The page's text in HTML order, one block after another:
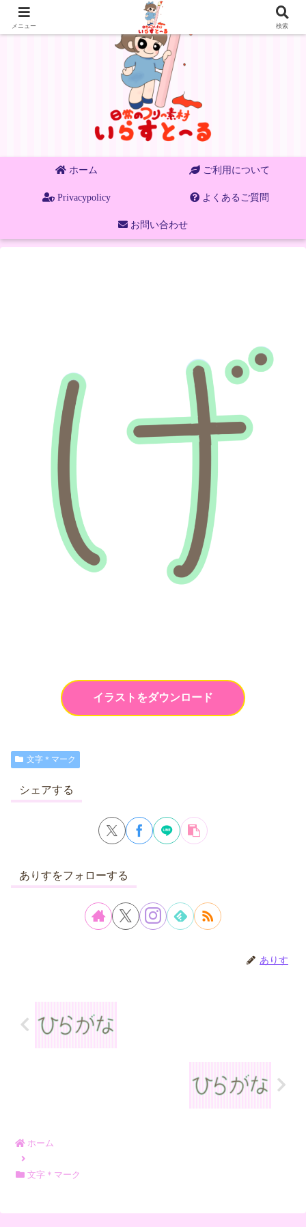
ホーム ご利用について
Privacypolicy よくあるご質問
お問い合わせ
イラストをダウンロード
文字＊マーク
シェアする
ありすをフォローする
ありす
ホーム
文字＊マーク
メニュー 検索